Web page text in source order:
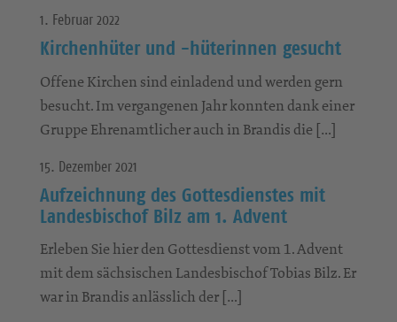
1. Februar 2022
Kirchenhüter und -hüterinnen gesucht
Offene Kirchen sind einladend und werden gern
besucht. Im vergangenen Jahr konnten dank einer
Gruppe Ehrenamtlicher auch in Brandis die […]
15. Dezember 2021
Aufzeichnung des Gottesdienstes mit
Landesbischof Bilz am 1. Advent
Erleben Sie hier den Gottesdienst vom 1. Advent
mit dem sächsischen Landesbischof Tobias Bilz. Er
war in Brandis anlässlich der […]